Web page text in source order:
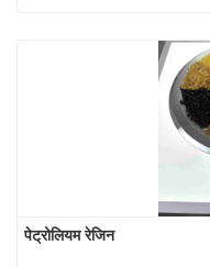
पेट्रोलियम रेजिन